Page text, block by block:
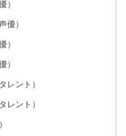
）
優）
）
）
レント）
レント）